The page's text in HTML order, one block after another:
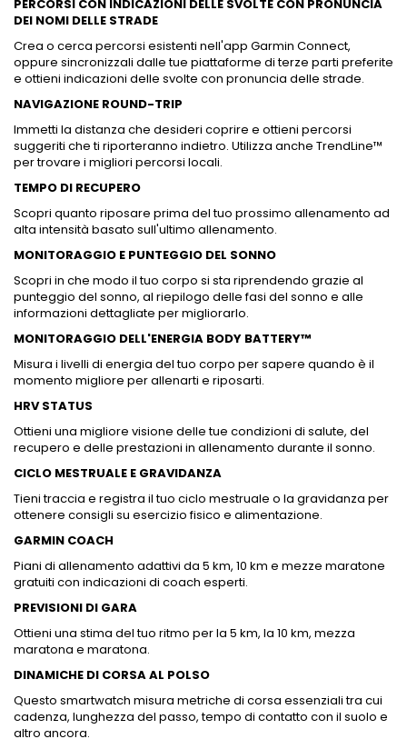
PERCORSI CON INDICAZIONI DELLE SVOLTE CON PRONUNCIA
DEI NOMI DELLE STRADE
Crea o cerca percorsi esistenti nell'app Garmin Connect,
oppure sincronizzali dalle tue piattaforme di terze parti preferite
e ottieni indicazioni delle svolte con pronuncia delle strade.
NAVIGAZIONE ROUND-TRIP
Immetti la distanza che desideri coprire e ottieni percorsi
suggeriti che ti riporteranno indietro. Utilizza anche TrendLine™
per trovare i migliori percorsi locali.
TEMPO DI RECUPERO
Scopri quanto riposare prima del tuo prossimo allenamento ad
alta intensità basato sull'ultimo allenamento.
MONITORAGGIO E PUNTEGGIO DEL SONNO
Scopri in che modo il tuo corpo si sta riprendendo grazie al
punteggio del sonno, al riepilogo delle fasi del sonno e alle
informazioni dettagliate per migliorarlo.
MONITORAGGIO DELL'ENERGIA BODY BATTERY™
Misura i livelli di energia del tuo corpo per sapere quando è il
momento migliore per allenarti e riposarti.
HRV STATUS
Ottieni una migliore visione delle tue condizioni di salute, del
recupero e delle prestazioni in allenamento durante il sonno.
CICLO MESTRUALE E GRAVIDANZA
Tieni traccia e registra il tuo ciclo mestruale o la gravidanza per
ottenere consigli su esercizio fisico e alimentazione.
GARMIN COACH
Piani di allenamento adattivi da 5 km, 10 km e mezze maratone
gratuiti con indicazioni di coach esperti.
PREVISIONI DI GARA
Ottieni una stima del tuo ritmo per la 5 km, la 10 km, mezza
maratona e maratona.
DINAMICHE DI CORSA AL POLSO
Questo smartwatch misura metriche di corsa essenziali tra cui
cadenza, lunghezza del passo, tempo di contatto con il suolo e
altro ancora.